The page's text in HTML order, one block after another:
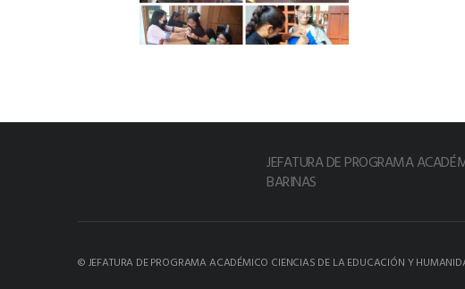
JEFATURA DE PROGRAMA
BARINAS
© JEFATURA DE PROGRAMA ACADÉMICO CIENCIAS DE LA EDUCACIÓN Y